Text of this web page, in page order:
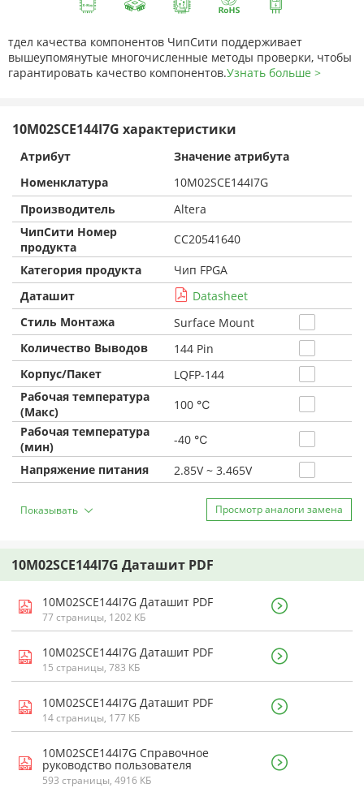
тдел качества компонентов ЧипСити поддерживает
вышеупомянутые многочисленные методы проверки, чтобы
гарантировать качество компонентов.Узнать больше >
10M02SCE144I7G характеристики
Атрибут
Значение атрибута
Номенклатура
10M02SCE144I7G
Производитель
Altera
ЧипСити Номер
продукта
CC20541640
Категория продукта
Чип FPGA
Даташит
Datasheet
Стиль Монтажа
Surface Mount
Количество Выводов
144 Pin
Корпус/Пакет
LQFP-144
Рабочая температура
(Макс)
100 ℃
Рабочая температура
(мин)
-40 ℃
Напряжение питания
2.85V ~ 3.465V
Показывать Просмотр аналоги замена
10M02SCE144I7G Даташит PDF
10M02SCE144I7G Даташит PDF
77 страницы, 1202 КБ
10M02SCE144I7G Даташит PDF
15 страницы, 783 КБ
10M02SCE144I7G Даташит PDF
14 страницы, 177 КБ
10M02SCE144I7G Справочное
руководство пользователя
593 страницы, 4916 КБ